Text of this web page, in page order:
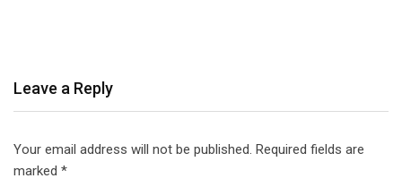
Leave a Reply
Your email address will not be published. Required fields are
marked *